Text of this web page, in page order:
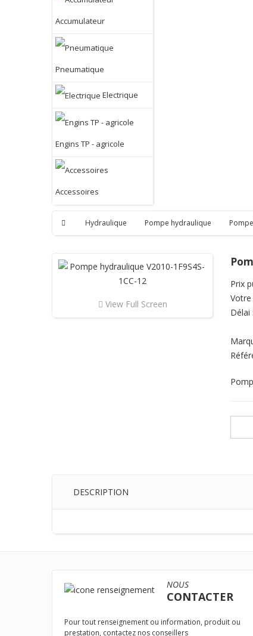
Accumulateur
Pneumatique
Electrique
Engins TP - agricole
Accessoires
Hydraulique Pompe hydraulique
View Full Screen
Prix
Votre
Délai :
DESCRIPTION
NOUS
CONTACTER
Pour tout renseignement ou information, produit ou
prestation, contactez nos conseillers